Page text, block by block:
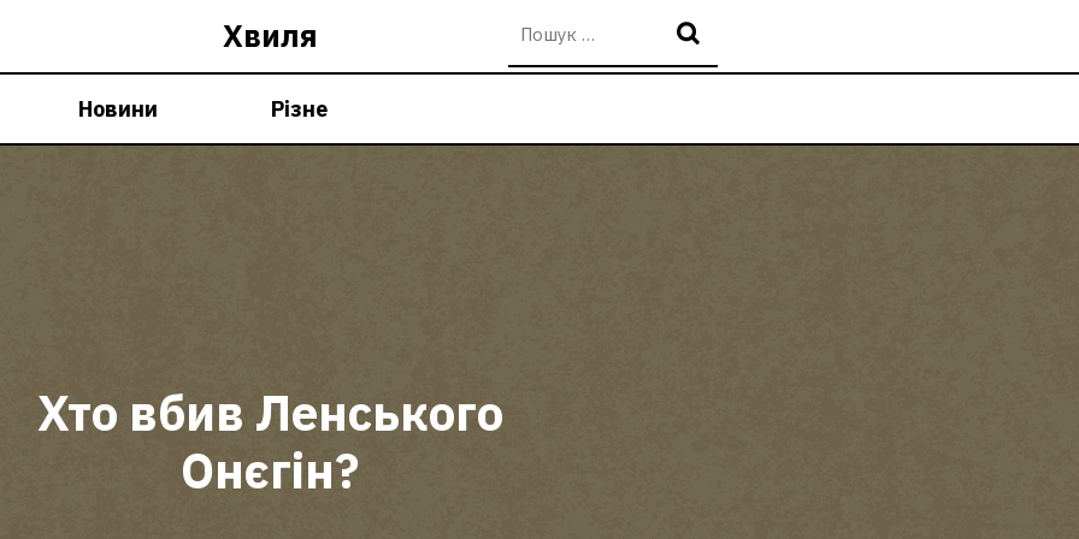
Хвиля
Новини Різне
Хто вбив Ленського
Онєгін?